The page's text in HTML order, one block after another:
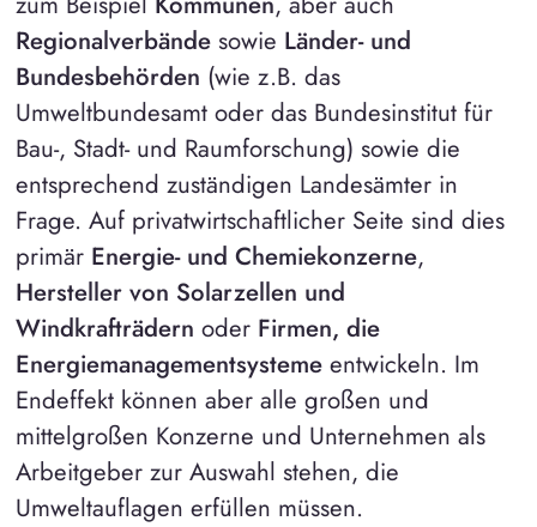
Regionalverbändesowie Länder- und
Bundesbehörden (wie z.B. das
Umweltbundesamt oder das Bundesinstitut für
Bau-, Stadt- und Raumforschung) sowie die
entsprechend zuständigen Landesämter in
Frage. Auf privatwirtschaftlicher Seite sind dies
primär Energie- und Chemiekonzerne,
Hersteller von Solarzellen und
Windkrafträdern oder Firmen, die
Energiemanagementsystemeentwickeln. Im
Endeffekt können aber alle großen und
mittelgroßen Konzerne und Unternehmen als
Arbeitgeber zur Auswahl stehen, die
Umweltauflagen erfüllen müssen.